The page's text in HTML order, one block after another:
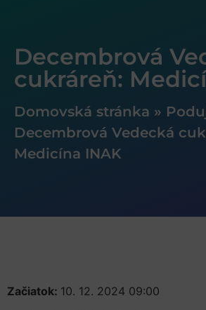
Decembrová
cukráreň:
Domovská stránka »
Decembrová Vedecká
Medicína INAK
Začiatok: 10. 12. 2024 09:00